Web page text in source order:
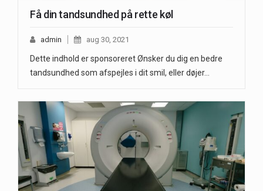
Få din tandsundhed på rette køl
admin aug 30, 2021
Dette indhold er sponsoreret Ønsker du dig en bedre
tandsundhed som afspejles i dit smil, eller døjer…